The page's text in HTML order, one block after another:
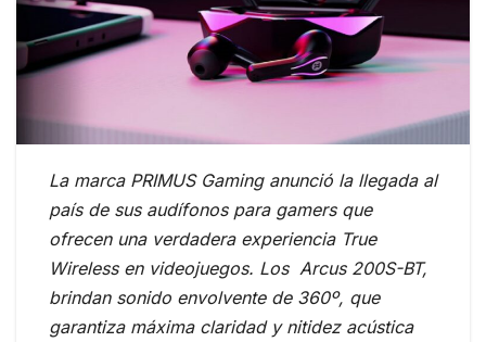
La marca PRIMUS Gaming anunció la llegada al
país de sus audífonos para gamers que
ofrecen una verdadera experiencia True
Wireless en videojuegos. Los Arcus 200S-BT,
brindan sonido envolvente de 360º, que
garantiza máxima claridad y nitidez acústica